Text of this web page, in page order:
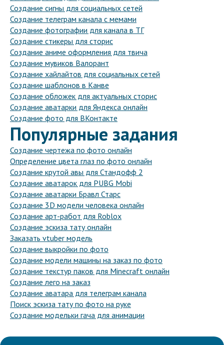
Создание сигны для социальных сетей
Создание телеграм канала с мемами
Создание фотографии для канала в ТГ
Создание стикеры для сторис
Создание аниме оформления для твича
Создание мувиков Валорант
Создание хайлайтов для социальных сетей
Создание шаблонов в Канве
Создание обложек для актуальных сторис
Создание аватарки для Яндекса онлайн
Создание фото для ВКонтакте
Популярные задания
Создание чертежа по фото онлайн
Определение цвета глаз по фото онлайн
Создание крутой авы для Стандофф 2
Создание аватарок для PUBG Mobi
Создание аватарки Бравл Старс
Создание 3D модели человека онлайн
Создание арт-работ для Roblox
Создание эскиза тату онлайн
Заказать vtuber модель
Создание выкройки по фото
Создание модели машины на заказ по фото
Создание текстур паков для Minecraft онлайн
Создание лего на заказ
Создание аватара для телеграм канала
Поиск эскиза тату по фото на руке
Создание модельки гача для анимации